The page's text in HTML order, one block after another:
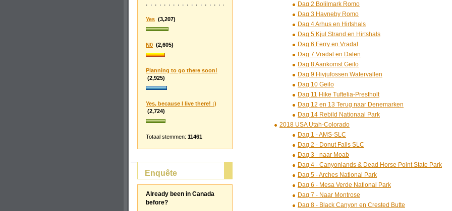
Dag 2 Bolilmark Romo
Dag 3 Havneby Romo
Dag 4 Arhus en Hirtshals
Dag 5 Kjul Strand en Hirtshals
Dag 6 Ferry en Vradal
Dag 7 Vradal en Dalen
Dag 8 Aankomst Geilo
Dag 9 Hivjufossen Watervallen
Dag 10 Geilo
Dag 11 Hike Tuftelia-Prestholt
Dag 12 en 13 Terug naar Denemarken
Dag 14 Rebild Nationaal Park
2018 USA Utah-Colorado
Dag 1 - AMS-SLC
Dag 2 - Donut Falls SLC
Dag 3 - naar Moab
Dag 4 - Canyonlands & Dead Horse Point State Park
Dag 5 - Arches National Park
Dag 6 - Mesa Verde National Park
Dag 7 - Naar Montrose
Dag 8 - Black Canyon en Crested Butte
Yes (3,207)
N0 (2,605)
Planning to go there soon!
(2,925)
Yes, because I live there! :)
(2,724)
Totaal stemmen: 11461
Enquête
Already been in Canada
before?